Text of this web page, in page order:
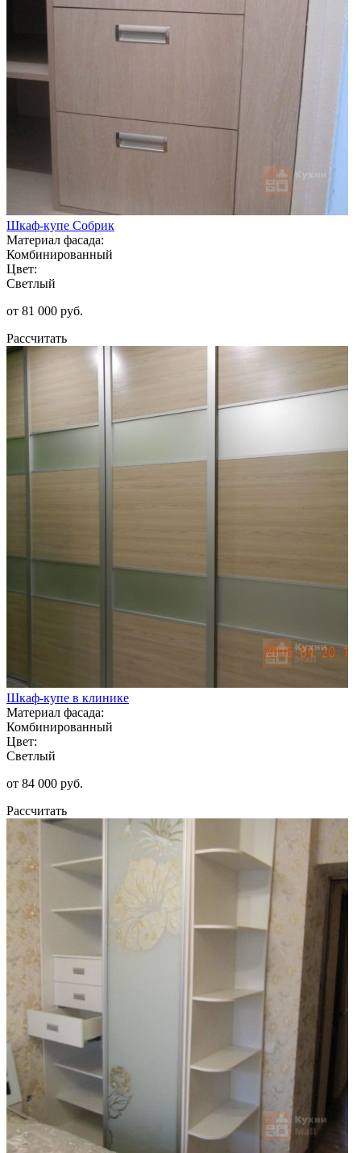
Шкаф-купе Собрик
Материал фасада:
Комбинированный
Цвет:
Светлый
от 81 000 руб.
Рассчитать
Шкаф-купе в клинике
Материал фасада:
Комбинированный
Цвет:
Светлый
от 84 000 руб.
Рассчитать